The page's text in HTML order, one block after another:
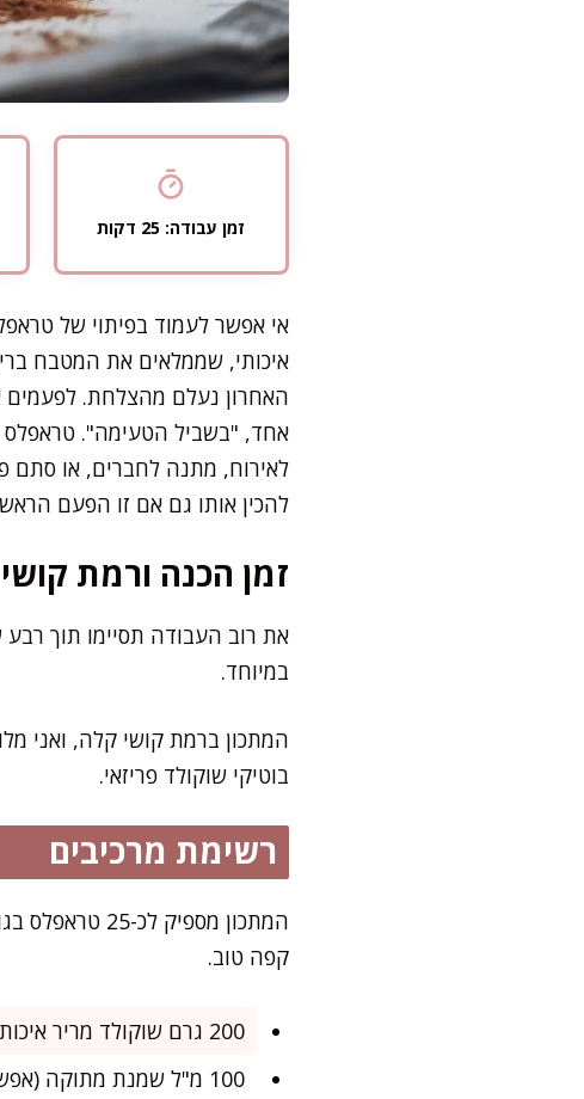
זמן עבודה: 25 דקות
אי אפשר לעמוד בפיתוי של
איכותי, שממלאים את המטבח
האחרון נעלם מהצלחת. לפעמים
אחד, "בשביל הטעימה". טראפלס
לאירוח, מתנה לחברים, או סתם
להכין אותו גם אם זו הפעם
זמן הכנה ורמת קושי
את רוב העבודה תסיימו תוך
במיוחד.
המתכון ברמת קושי קלה, ואני
בוטיקי שוקולד פריזאי.
רשימת מרכיבים
המתכון
קפה טוב.
200 גרם שוקולד מריר איכותי (לפחות 60% קקאו)
100 מ"ל שמנת מתוקה (אפשר גם צמחית לגרסה פרווה)